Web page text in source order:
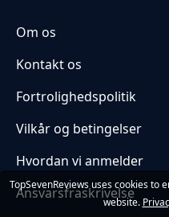
Om os
Kontakt os
Fortrolighedspolitik
Vilkår og betingelser
Hvordan vi anmelder
Ansvarsfraskrivelse
TopSevenReviews uses cookies to
website.